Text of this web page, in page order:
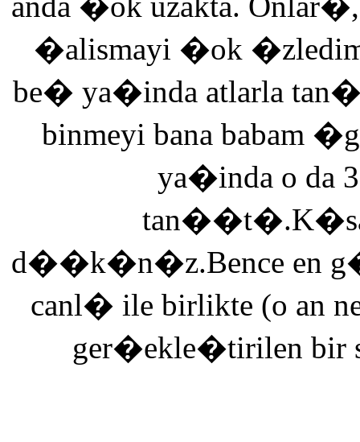
�alismayi �ok
be� ya�inda atlarla
binmeyi bana babam
ya�inda o da
d��k�n�z.Bence en
canl� ile birlikte (o an
ger�ekle�tirilen bir